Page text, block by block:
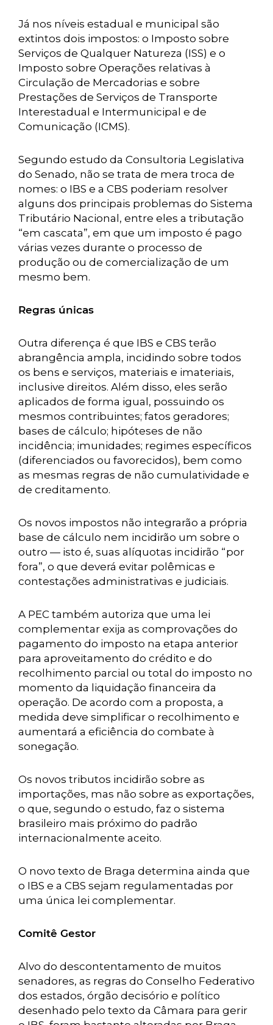
Já nos níveis estadual e municipal são
extintos dois impostos: o Imposto sobre
Serviços de Qualquer Natureza (ISS) e o
Imposto sobre Operações relativas à
Circulação de Mercadorias e sobre
Prestações de Serviços de Transporte
Interestadual e Intermunicipal e de
Comunicação (ICMS).
Segundo estudo da Consultoria Legislativa
do Senado, não se trata de mera troca de
nomes: o IBS e a CBS poderiam resolver
alguns dos principais problemas do Sistema
Tributário Nacional, entre eles a tributação
“em cascata”, em que um imposto é pago
várias vezes durante o processo de
produção ou de comercialização de um
mesmo bem.
Regras únicas
Outra diferença é que IBS e CBS terão
abrangência ampla, incidindo sobre todos
os bens e serviços, materiais e imateriais,
inclusive direitos. Além disso, eles serão
aplicados de forma igual, possuindo os
mesmos contribuintes; fatos geradores;
bases de cálculo; hipóteses de não
incidência; imunidades; regimes específicos
(diferenciados ou favorecidos), bem como
as mesmas regras de não cumulatividade e
de creditamento.
Os novos impostos não integrarão a própria
base de cálculo nem incidirão um sobre o
outro — isto é, suas alíquotas incidirão “por
fora”, o que deverá evitar polêmicas e
contestações administrativas e judiciais.
A PEC também autoriza que uma lei
complementar exija as comprovações do
pagamento do imposto na etapa anterior
para aproveitamento do crédito e do
recolhimento parcial ou total do imposto no
momento da liquidação financeira da
operação. De acordo com a proposta, a
medida deve simplificar o recolhimento e
aumentará a eficiência do combate à
sonegação.
Os novos tributos incidirão sobre as
importações, mas não sobre as exportações,
o que, segundo o estudo, faz o sistema
brasileiro mais próximo do padrão
internacionalmente aceito.
O novo texto de Braga determina ainda que
o IBS e a CBS sejam regulamentadas por
uma única lei complementar.
Comitê Gestor
Alvo do descontentamento de muitos
senadores, as regras do Conselho Federativo
dos estados, órgão decisório e político
desenhado pelo texto da Câmara para gerir